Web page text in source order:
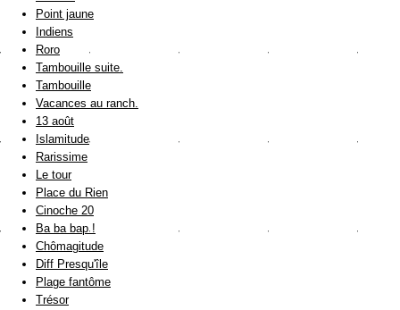
Point jaune
Indiens
Roro
Tambouille suite.
Tambouille
Vacances au ranch.
13 août
Islamitude
Rarissime
Le tour
Place du Rien
Cinoche 20
Ba ba bap !
Chômagitude
Diff Presqu'île
Plage fantôme
Trésor